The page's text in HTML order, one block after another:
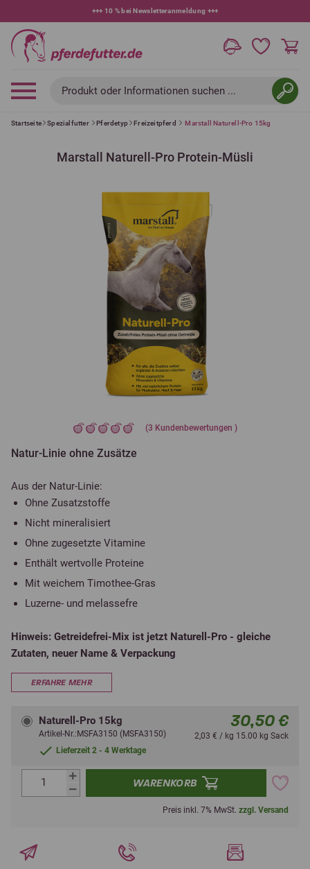
+++ 10 % bei Newsletteranmeldung +++
Produkt oder Informationen suchen ...
Startseite Spezialfutter Pferdetyp Freizeitpferd Marstall Naturell-Pro 15kg
Marstall Naturell-Pro Protein-Müsli
(3 Kundenbewertungen )
Natur-Linie ohne Zusätze
Aus der Natur-Linie:
Ohne Zusatzstoffe
Nicht mineralisiert
Ohne zugesetzte Vitamine
Enthält wertvolle Proteine
Mit weichem Timothee-Gras
Luzerne- und melassefre
Hinweis: Getreidefrei-Mix ist jetzt Naturell-Pro - gleiche
Zutaten, neuer Name & Verpackung
ERFAHRE MEHR
Naturell-Pro 15kg
Artikel-Nr.:MSFA3150 (MSFA3150)
Lieferzeit 2 - 4 Werktage
30,50 €
2,03 € / kg 15.00 kg Sack
WARENKORB
Preis inkl. 7% MwSt. zzgl. Versand